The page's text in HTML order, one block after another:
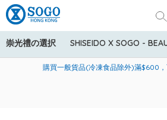
崇光禮の選択 SHISEIDO X SOGO -
美國運通Explorer®信用卡會員購物禮遇
購買一般貨品(冷凍食品除外)滿$600
寄送中國內地服務只適用於指定商品，若